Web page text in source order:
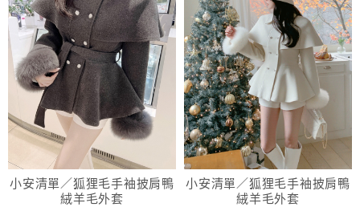
小安清單／狐狸毛手袖披肩鴨
絨羊毛外套
小安清單／狐狸毛手袖披肩鴨
絨羊毛外套